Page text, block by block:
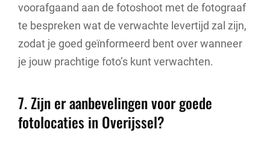
voorafgaand aan de fotoshoot met de fotograaf
te bespreken wat de verwachte levertijd zal zijn,
zodat je goed geïnformeerd bent over wanneer
je jouw prachtige foto’s kunt verwachten.
7. Zijn er aanbevelingen voor goede
fotolocaties in Overijssel?